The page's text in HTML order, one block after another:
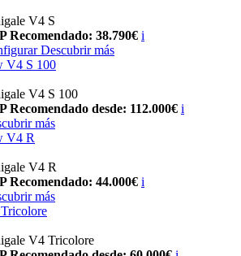
V4 S
Recomendado: 38.790€ i
Descubrir más
V4 S 100
V4 S 100
Recomendado desde: 112.000€ i
más
V4 R
V4 R
Recomendado: 44.000€ i
más
V4 Tricolore